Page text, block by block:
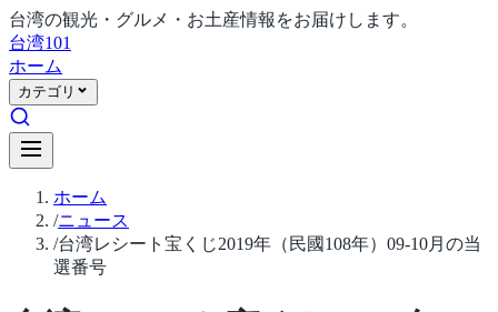
台湾の観光・グルメ・お土産情報をお届けします。
台湾101
ホーム
カテゴリ
ホーム
/ニュース
/台湾レシート宝くじ2019年（民國108年）09-10月の当
選番号